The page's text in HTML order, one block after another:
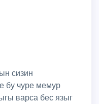
сизин
бу чуре мемур
варса бес языг